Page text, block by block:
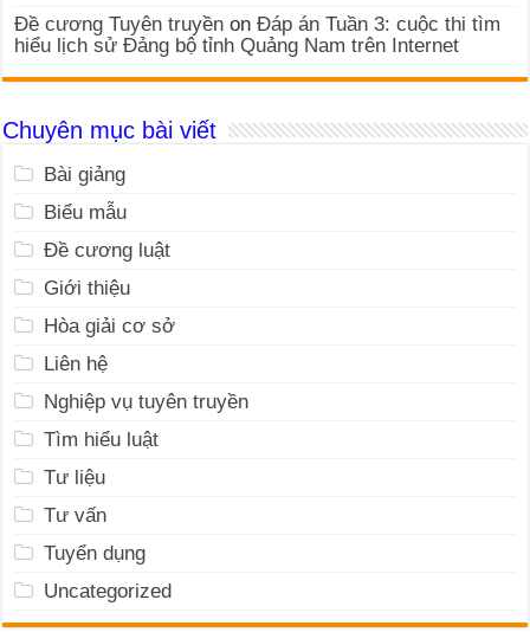
Đề cương Tuyên truyền onĐáp án Tuần 3: cuộc thi tìm
hiểu lịch sử Đảng bộ tỉnh Quảng Nam trên Internet
Chuyên mục bài viết
Bài giảng
Biểu mẫu
Đề cương luật
Giới thiệu
Hòa giải cơ sở
Liên hệ
Nghiệp vụ tuyên truyền
Tìm hiểu luật
Tư liệu
Tư vấn
Tuyển dụng
Uncategorized